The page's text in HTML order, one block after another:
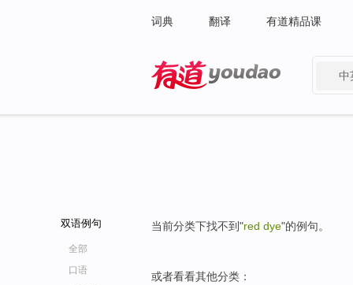
词典 翻译 有道精品课
中
双语例句
全部
口语
当前分类下找不到"red dye"的例句。
或者看看其他分类：